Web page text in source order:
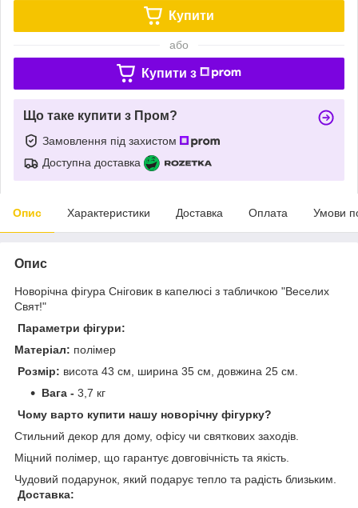
Купити
або
Купити з
Що таке купити з Пром?
Замовлення під захистом
Доступна доставка
Опис Характеристики Доставка Оплата Умови
Опис
Новорічна фігура Сніговик в капелюсі з табличкою "Веселих
Свят!"
Параметри фігури:
Матеріал: полімер
Розмір: висота 43 см, ширина 35 см, довжина 25 см.
Вага - 3,7 кг
Чому варто купити нашу новорічну фігурку?
Стильний декор для дому, офісу чи святкових заходів.
Міцний полімер, що гарантує довговічність та якість.
Чудовий подарунок, який подарує тепло та радість близьким.
Доставка: